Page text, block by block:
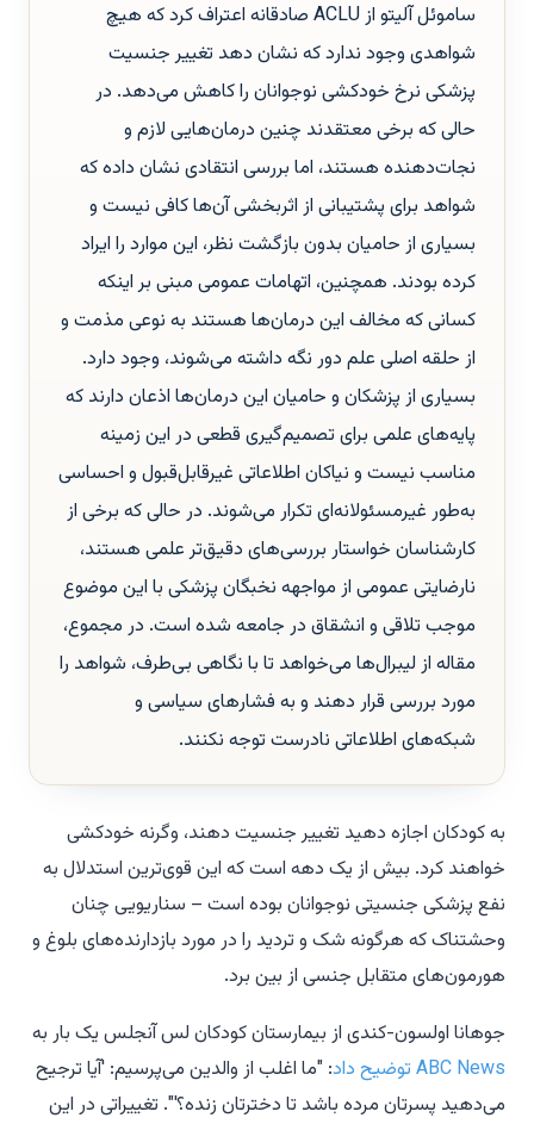
ساموئل آلیتو از ACLU صادقانه اعتراف کرد که هیچ
شواهدی وجود ندارد که نشان دهد تغییر جنسیت
پزشکی نرخ خودکشی نوجوانان را کاهش می‌دهد. در
حالی که برخی معتقدند چنین درمان‌هایی لازم و
نجات‌دهنده هستند، اما بررسی انتقادی نشان داده که
شواهد برای پشتیبانی از اثربخشی آن‌ها کافی نیست و
بسیاری از حامیان بدون بازگشت نظر، این موارد را ایراد
کرده بودند. همچنین، اتهامات عمومی مبنی بر اینکه
کسانی که مخالف این درمان‌ها هستند به نوعی مذمت و
از حلقه اصلی علم دور نگه داشته می‌شوند، وجود دارد.
بسیاری از پزشکان و حامیان این درمان‌ها اذعان دارند که
پایه‌های علمی برای تصمیم‌گیری قطعی در این زمینه
مناسب نیست و نیاکان اطلاعاتی غیرقابل‌قبول و احساسی
به‌طور غیرمسئولانه‌ای تکرار می‌شوند. در حالی که برخی از
کارشناسان خواستار بررسی‌های دقیق‌تر علمی هستند،
نارضایتی عمومی از مواجهه نخبگان پزشکی با این موضوع
موجب تلاقی و انشقاق در جامعه شده است. در مجموع،
مقاله از لیبرال‌ها می‌خواهد تا با نگاهی بی‌طرف، شواهد را
مورد بررسی قرار دهند و به فشارهای سیاسی و
شبکه‌های اطلاعاتی نادرست توجه نکنند.
به کودکان اجازه دهید تغییر جنسیت دهند، وگرنه خودکشی
خواهند کرد. بیش از یک دهه است که این قوی‌ترین استدلال به
نفع پزشکی جنسیتی نوجوانان بوده است – سناریویی چنان
وحشتناک که هرگونه شک و تردید را در مورد بازدارنده‌های بلوغ و
هورمون‌های متقابل جنسی از بین برد.
جوهانا اولسون-کندی از بیمارستان کودکان لس آنجلس یک بار به
ABC News توضیح داد: "ما اغلب از والدین می‌پرسیم: 'آیا ترجیح
می‌دهید پسرتان مرده باشد تا دخترتان زنده؟'". تغییراتی در این